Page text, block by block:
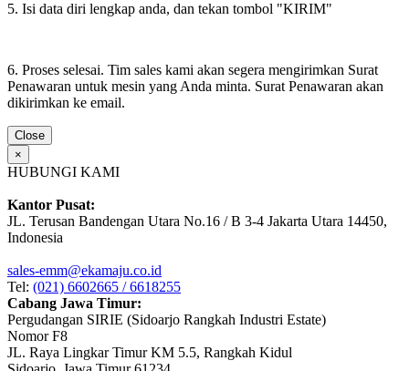
5. Isi data diri lengkap anda, dan tekan tombol "KIRIM"
6. Proses selesai. Tim sales kami akan segera mengirimkan Surat
Penawaran untuk mesin yang Anda minta. Surat Penawaran akan
dikirimkan ke email.
Close
×
HUBUNGI KAMI
Kantor Pusat:
JL. Terusan Bandengan Utara No.16 / B 3-4 Jakarta Utara 14450,
Indonesia
sales-emm@ekamaju.co.id
Tel: (021) 6602665 / 6618255
Cabang Jawa Timur:
Pergudangan SIRIE (Sidoarjo Rangkah Industri Estate)
Nomor F8
JL. Raya Lingkar Timur KM 5.5, Rangkah Kidul